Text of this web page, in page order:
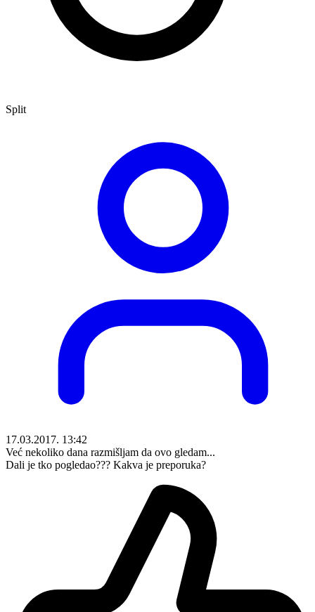
Split
17.03.2017. 13:42
Već nekoliko dana razmišljam da ovo gledam...
Dali je tko pogledao??? Kakva je preporuka?